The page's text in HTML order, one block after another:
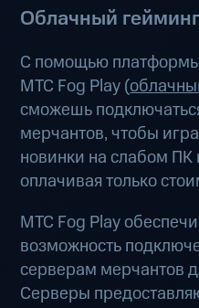
Облачный
С помощью
МТС Fog Play (
сможешь
мерчантов, чтобы
новинки на слабом ПК
оплачивая только
МТС Fog Play
возможность
серверам мерчантов
Серверы